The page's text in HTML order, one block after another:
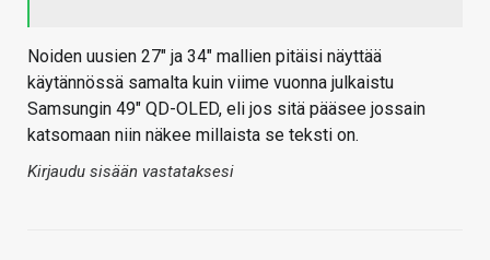
Noiden uusien 27" ja 34" mallien pitäisi näyttää
käytännössä samalta kuin viime vuonna julkaistu
Samsungin 49" QD-OLED, eli jos sitä pääsee jossain
katsomaan niin näkee millaista se teksti on.
Kirjaudu sisään vastataksesi